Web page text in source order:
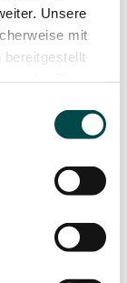
Unsere
mit
bereitgestellt